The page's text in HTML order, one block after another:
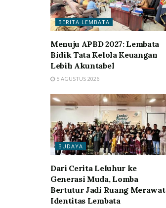
BERITA LEMBATA
Menuju APBD 2027: Lembata
Bidik Tata Kelola Keuangan
Lebih Akuntabel
5 AGUSTUS 2026
BUDAYA
Dari Cerita Leluhur ke
Generasi Muda, Lomba
Bertutur Jadi Ruang Merawat
Identitas Lembata